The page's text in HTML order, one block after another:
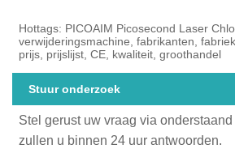
Hottags: PICOAIM Picosecond Laser
verwijderingsmachine, fabrikanten,
prijs, prijslijst, CE, kwaliteit, groothandel
Stuur onderzoek
Stel gerust uw vraag via
zullen u binnen 24 uur antwoorden.